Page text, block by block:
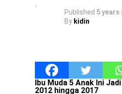
Published 5 years
By kidin
Ibu Muda 5 Anak Ini
2012 hingga 2017